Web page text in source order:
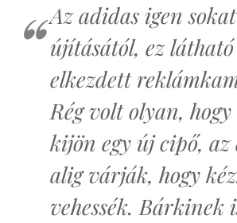
Az adidas igen
újításától, ez
elkezdett
Rég volt olyan,
kijön egy új cipő, az
alig várják, hogy
vehessék. Bárkinek